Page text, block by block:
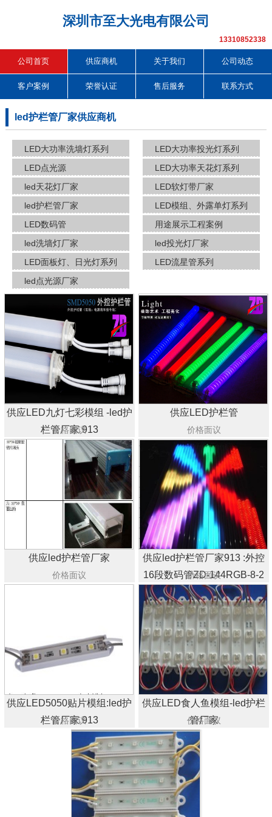
深圳市至大光电有限公司
13310852338
公司首页 供应商机 关于我们 公司动态
客户案例 荣誉认证 售后服务 联系方式
led护栏管厂家供应商机
LED大功率洗墙灯系列
LED大功率投光灯系列
LED点光源
LED大功率天花灯系列
led天花灯厂家
LED软灯带厂家
led护栏管厂家
LED模组、外露单灯系列
LED数码管
用途展示工程案例
led洗墙灯厂家
led投光灯厂家
LED面板灯、日光灯系列
LED流星管系列
led点光源厂家
供应LED九灯七彩模组 -led护
栏管厂家 913
价格面议
供应LED护栏管
价格面议
供应led护栏管厂家
价格面议
供应led护栏管厂家913 :外控
16段数码管ZD-144RGB-8-2
价格面议
供应LED5050贴片模组:led护
栏管厂家 913
价格面议
供应LED食人鱼模组-led护栏
管厂家
价格面议